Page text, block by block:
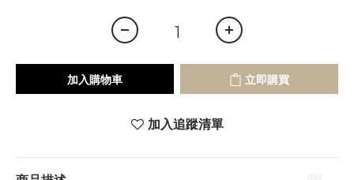
加入購物車 立即購買
加入追蹤清單